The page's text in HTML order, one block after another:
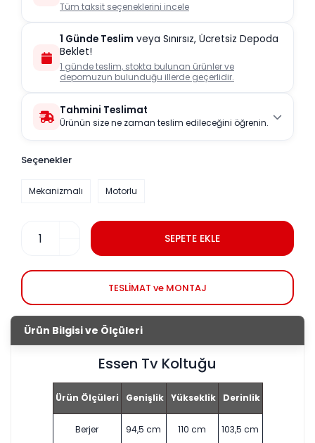
Tüm taksit seçeneklerini incele
1 Günde Teslim veya Sınırsız, Ücretsiz Depoda
Beklet!
1 günde teslim, stokta bulunan ürünler ve
depomuzun bulunduğu illerde geçerlidir.
Tahmini Teslimat
Ürünün size ne zaman teslim edileceğini öğrenin.
Seçenekler
Mekanizmalı Motorlu
SEPETE EKLE
TESLİMAT ve MONTAJ
Ürün Bilgisi ve Ölçüleri
Essen Tv Koltuğu
Ürün Ölçüleri Genişlik Yükseklik Derinlik
Berjer 94,5 cm 110 cm 103,5 cm